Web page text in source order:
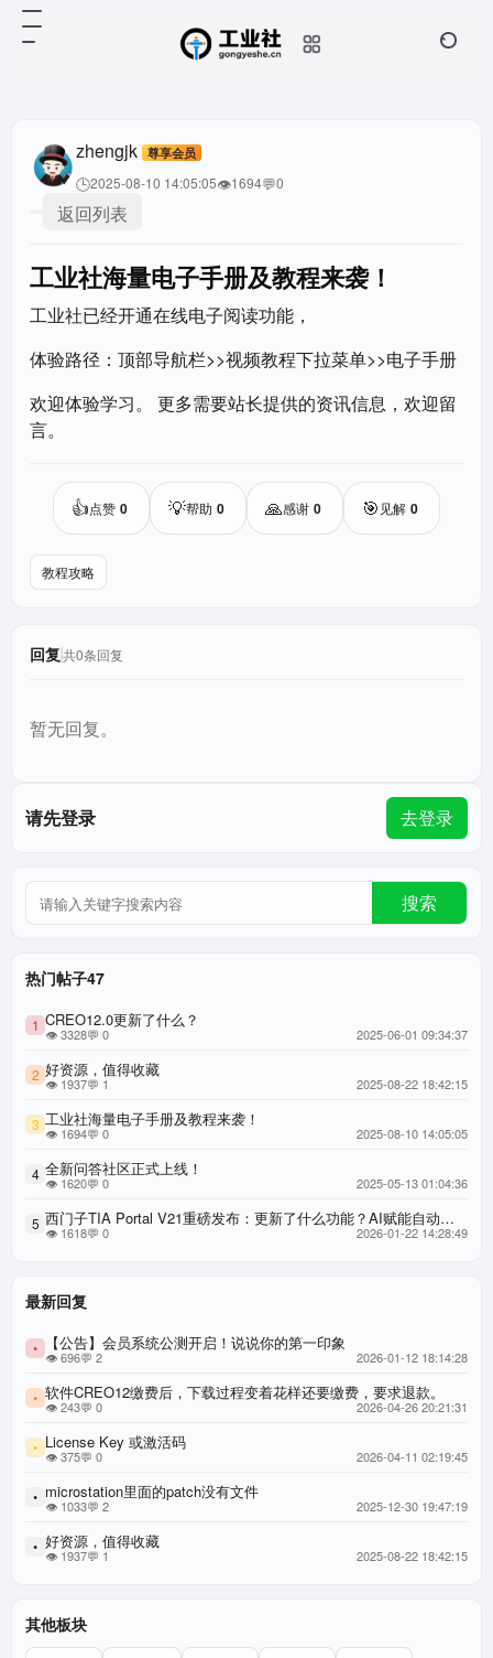
zhengjk 尊享会员
🕒2025-08-10 14:05:05👁1694💬0
返回列表
工业社海量电子手册及教程来袭！
工业社已经开通在线电子阅读功能，
体验路径：顶部导航栏>>视频教程下拉菜单>>电子手册
欢迎体验学习。 更多需要站长提供的资讯信息，欢迎留
言。
👍点赞 0 💡帮助 0 🙏感谢 0 🎯 见解 0
教程攻略
回复共0条回复
暂无回复。
请先登录 去登录
搜索
热门帖子47
1 CREO12.0更新了什么？
👁 3328💬 0 2025-06-01 09:34:37
2 好资源，值得收藏
👁 1937💬 1 2025-08-22 18:42:15
3 工业社海量电子手册及教程来袭！
👁 1694💬 0 2025-08-10 14:05:05
4 全新问答社区正式上线！
👁 1620💬 0 2025-05-13 01:04:36
5 西门子TIA Portal V21重磅发布：更新了什么功能？AI赋能自动化工程，重构效率与可用性新标杆，西门子博图 TIA Portal V21 官方权威更新全解
👁 1618💬 0 2026-01-22 14:28:49
最新回复
• 【公告】会员系统公测开启！说说你的第一印象
👁 696💬 2 2026-01-12 18:14:28
• 软件CREO12缴费后，下载过程变着花样还要缴费，要求退款。
👁 243💬 0 2026-04-26 20:21:31
• License Key 或激活码
👁 375💬 0 2026-04-11 02:19:45
• microstation里面的patch没有文件
👁 1033💬 2 2025-12-30 19:47:19
• 好资源，值得收藏
👁 1937💬 1 2025-08-22 18:42:15
其他板块